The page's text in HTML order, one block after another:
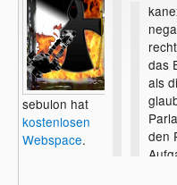
sebulon hat
kostenlosen
Webspace.
das
als
den